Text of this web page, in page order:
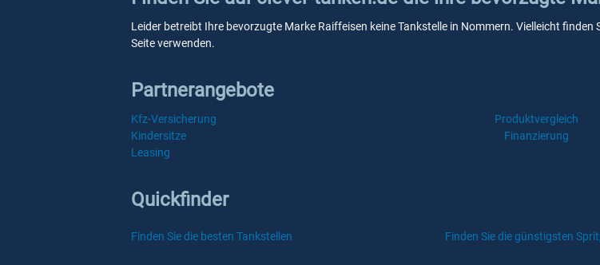
Leider betreibt Ihre bevorzugte Marke Raiffeisen keine Tankstelle in Nommern. Vielleicht finden
Seite verwenden.
Partnerangebote
Kfz-Versicherung Produktvergleich
Kindersitze
Finanzierung
Leasing
Quickfinder
Finden Sie die besten Tankstellen Finden Sie die günstigsten